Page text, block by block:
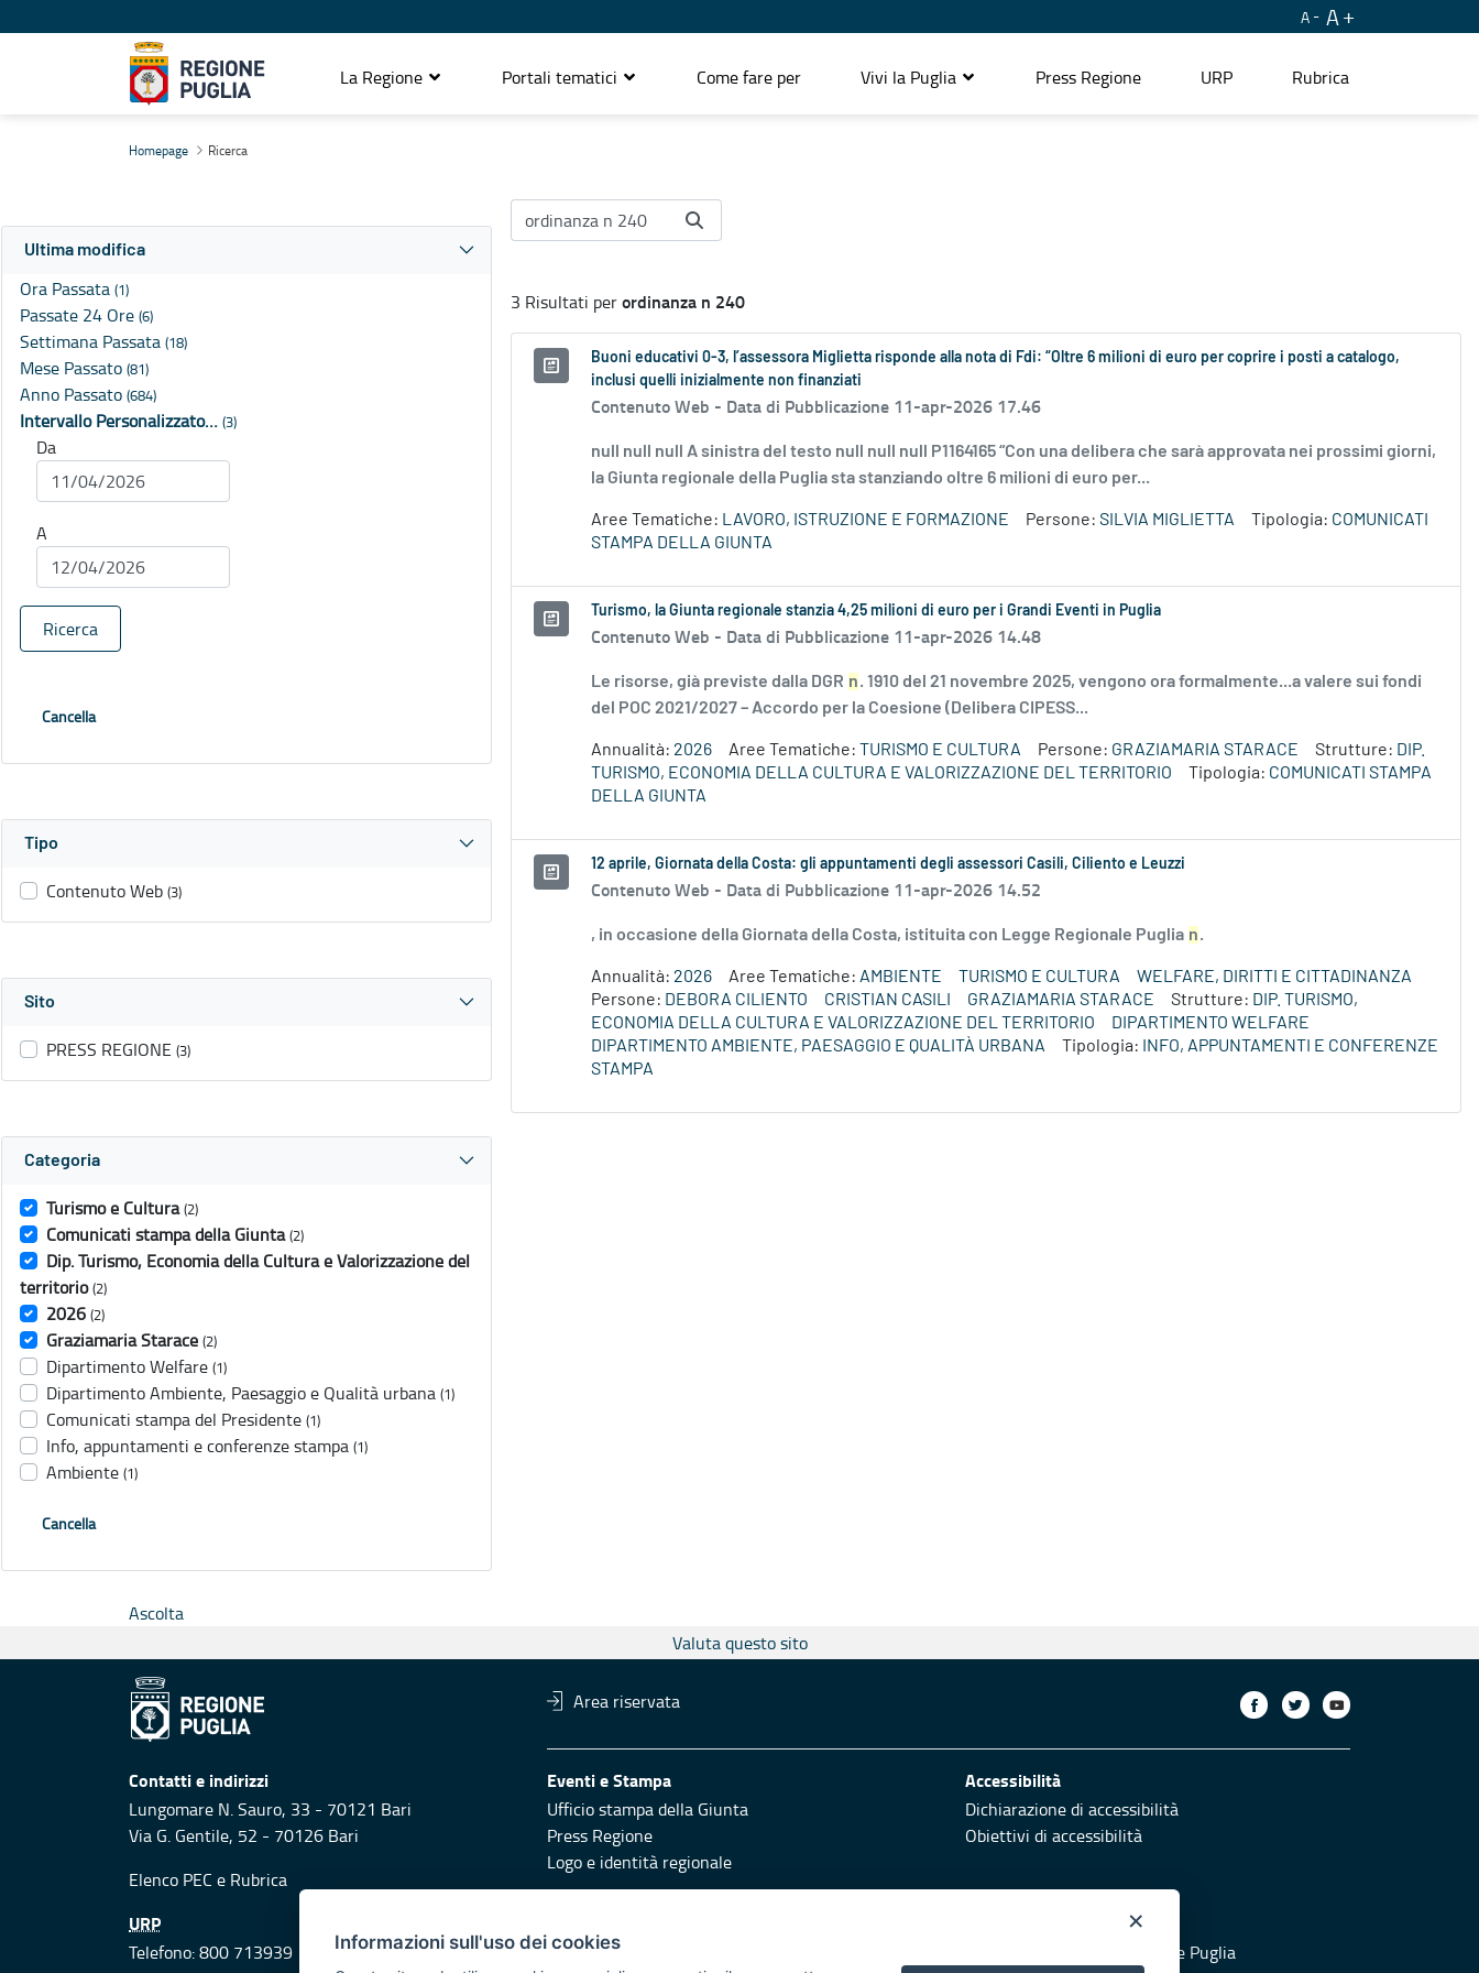
A A
La Regione Portali tematici Come fare per Vivi la Puglia Press Regione URP Rubrica
Homepage Ricerca
Ultima modifica
Ora Passata (1)
Passate 24 Ore (6)
Settimana Passata (18)
Mese Passato (81)
Anno Passato (684)
Intervallo Personalizzato… (3)
Da
A
Ricerca
Cancella
Tipo
Contenuto Web (3)
Sito
PRESS REGIONE (3)
Categoria
Turismo e Cultura (2)
Comunicati stampa della Giunta (2)
Dip. Turismo, Economia della Cultura e Valorizzazione del
territorio (2)
2026 (2)
Graziamaria Starace (2)
Dipartimento Welfare (1)
Dipartimento Ambiente, Paesaggio e Qualità urbana (1)
Comunicati stampa del Presidente (1)
Info, appuntamenti e conferenze stampa (1)
Ambiente (1)
Cancella
3 Risultati perordinanza n 240
Buoni educativi 0-3, l’assessora Miglietta risponde alla nota di Fdi: “Oltre 6 milioni di euro per coprire i posti a catalogo,
inclusi quelli inizialmente non finanziati
Contenuto Web - Data di Pubblicazione 11-apr-2026 17.46
null null null A sinistra del testo null null null P1164165 “Con una delibera che sarà approvata nei prossimi giorni,
la Giunta regionale della Puglia sta stanziando oltre 6 milioni di euro per...
Aree Tematiche: LAVORO, ISTRUZIONE E FORMAZIONE Persone: SILVIA MIGLIETTA Tipologia: COMUNICATI
STAMPA DELLA GIUNTA
Turismo, la Giunta regionale stanzia 4,25 milioni di euro per i Grandi Eventi in Puglia
Contenuto Web - Data di Pubblicazione 11-apr-2026 14.48
Le risorse, già previste dalla DGR n. 1910 del 21 novembre 2025, vengono ora formalmente...a valere sui fondi
del POC 2021/2027 – Accordo per la Coesione (Delibera CIPESS...
Annualità: 2026 Aree Tematiche: TURISMO E CULTURA Persone: GRAZIAMARIA STARACE Strutture: DIP.
TURISMO, ECONOMIA DELLA CULTURA E VALORIZZAZIONE DEL TERRITORIO
Tipologia: COMUNICATI STAMPA
DELLA GIUNTA
12 aprile, Giornata della Costa: gli appuntamenti degli assessori Casili, Ciliento e Leuzzi
Contenuto Web - Data di Pubblicazione 11-apr-2026 14.52
, in occasione della Giornata della Costa, istituita con Legge Regionale Puglia n.
Annualità: 2026 Aree Tematiche: AMBIENTE TURISMO E CULTURA
WELFARE, DIRITTI E CITTADINANZA
Persone: DEBORA CILIENTO CRISTIAN CASILI GRAZIAMARIA STARACE Strutture: DIP. TURISMO,
ECONOMIA DELLA CULTURA E VALORIZZAZIONE DEL TERRITORIO
DIPARTIMENTO WELFARE
DIPARTIMENTO AMBIENTE, PAESAGGIO E QUALITÀ URBANA
Tipologia:
INFO, APPUNTAMENTI E CONFERENZE
STAMPA
Ascolta
Valuta questo sito
Area riservata
Contatti e indirizzi
Lungomare N. Sauro, 33 - 70121 Bari
Via G. Gentile, 52 - 70126 Bari
Elenco PEC e Rubrica
Eventi e Stampa
Ufficio stampa della Giunta
Press Regione
Logo e identità regionale
Accessibilità
Dichiarazione di accessibilità
Obiettivi di accessibilità
URP
Telefono: 800 713939
Responsabili di pubblicazione Vai al sito di Protezione Civile Puglia
×
Informazioni sull'uso dei cookies